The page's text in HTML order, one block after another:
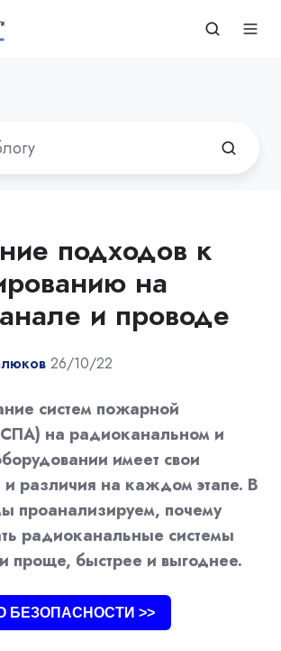
подходов к
на
и проводе
26/10/22
систем пожарной
на радиоканальном и
имеет свои
и различия на каждом этапе. В
проанализируем, почему
радиоканальные системы
проще, быстрее и выгоднее.
БЕЗОПАСНОСТИ >>